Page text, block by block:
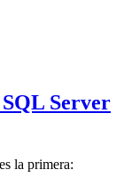
Server
la primera: